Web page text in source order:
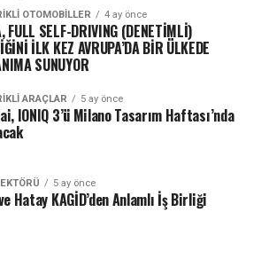
OTOMOBILLER 4 ay önce
FULL SELF-DRIVING (DENETİMLİ)
İLK KEZ AVRUPA’DA BİR ÜLKEDE
SUNUYOR
ARAÇLAR 5 ay önce
IONIQ 3’ü Milano Tasarım Haftası’nda
5 ay önce
Hatay KAGİD’den Anlamlı İş Birliği